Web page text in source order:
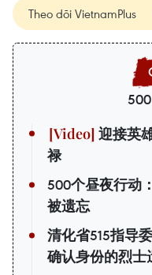
Theo dõi VietnamPlus
迎接英
禄
500个昼夜行动
被遗忘
清化省515指导
确认身份的烈士